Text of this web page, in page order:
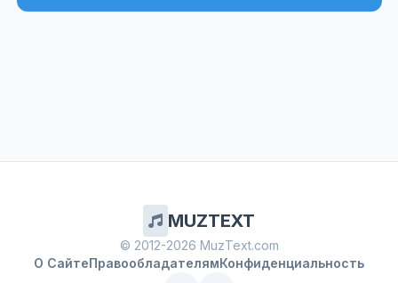
MUZTEXT
© 2012-2026 MuzText.com
О СайтеПравообладателямКонфиденциальность